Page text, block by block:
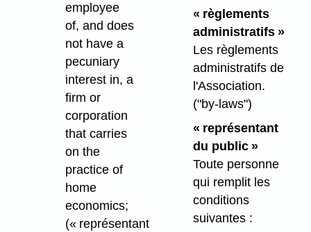
employee
of, and does
not have a
pecuniary
interest in, a
firm or
corporation
that carries
on the
practice of
home
economics;
(« représentant
« règlements
administratifs »
Les règlements
administratifs de
l'Association.
("by-laws")
« représentant
du public »
Toute personne
qui remplit les
conditions
suivantes :